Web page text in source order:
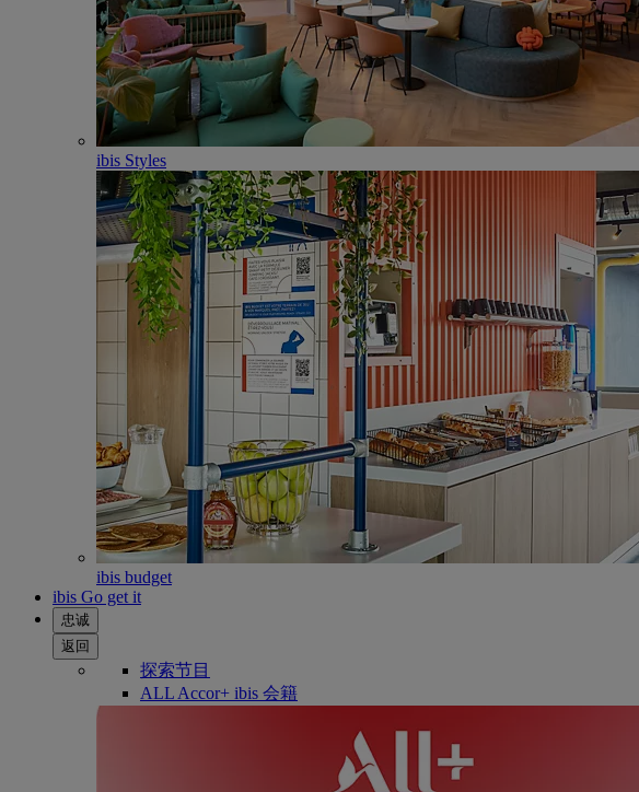
ibis Styles
ibis budget
ibis Go get it
忠诚
返回
探索节目
ALL Accor+ ibis 会籍